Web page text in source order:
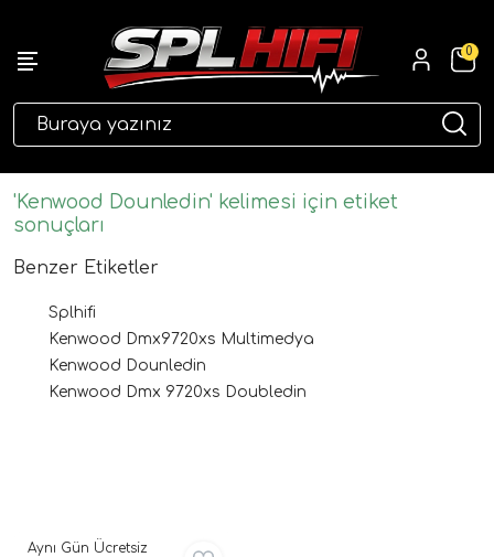
0
'Kenwood Dounledin' kelimesi için etiket
sonuçları
Benzer Etiketler
Splhifi
Kenwood Dmx9720xs Multimedya
Kenwood Dounledin
Kenwood Dmx 9720xs Doubledin
Aynı Gün Ücretsiz